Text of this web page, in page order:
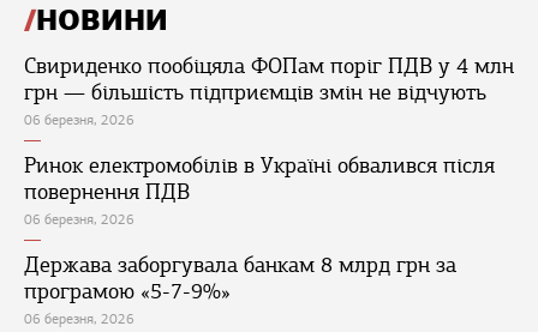
НОВИНИ
Свириденко пообіцяла ФОПам поріг ПДВ у 4 млн
грн — більшість підприємців змін не відчують
06 березня, 2026
Ринок електромобілів в Україні обвалився після
повернення ПДВ
06 березня, 2026
Держава заборгувала банкам 8 млрд грн за
програмою «5-7-9%»
06 березня, 2026